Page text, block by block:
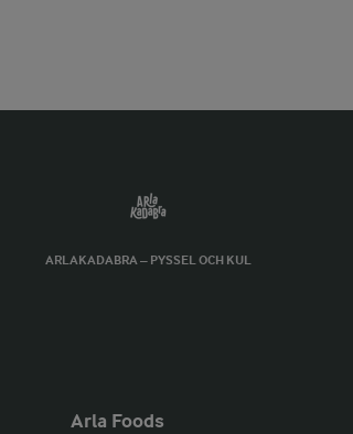
ARLAKADABRA – PYSSEL OCH KUL
Arla Foods